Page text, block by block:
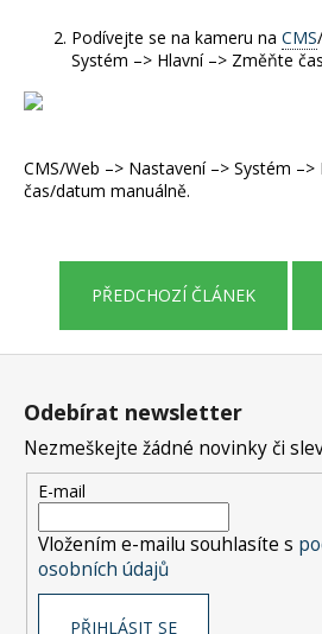
Podívejte se na kameru na CMS
Systém –> Hlavní –> Změňte
CMS/Web –> Nastavení –> Systém
čas/datum manuálně.
PŘEDCHOZÍ ČLÁNEK
D
č
j
e
m
Odebírat newsletter
Nezmeškejte žádné novinky či
E-mail
Vložením e-mailu souhlasíte s
osobních údajů
PŘIHLÁSIT SE